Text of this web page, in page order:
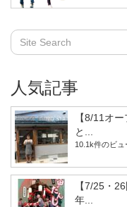
人気記事
【8/11オ
と...
10.1k件のビュ
【7/25・
年...